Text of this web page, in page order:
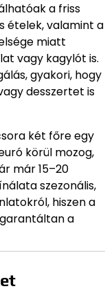
a friss
ételek, valamint a
miatt
vagy kagylót is.
gyakori, hogy
desszertet is
két főre egy
körül mozog,
már 15–20
szezonális,
hiszen a
a